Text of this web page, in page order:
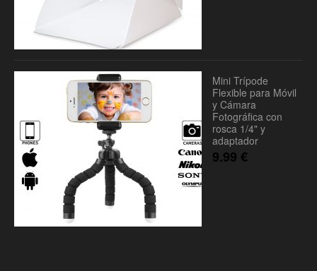
Mini Trípode
Flexible para Móvil
y Cámara
Fotográfica con
rosca 1/4" y
adaptador
9.99 €